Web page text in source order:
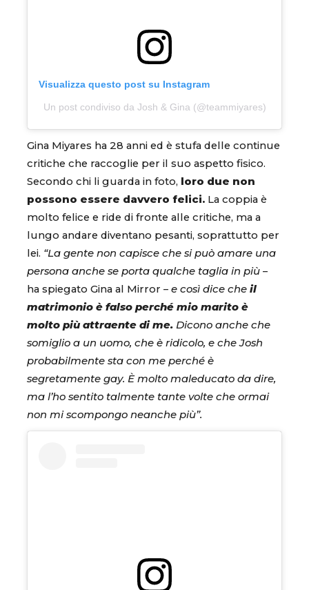
Visualizza questo post su Instagram
Un post condiviso da Josh & Gina (@teammiyares)
Gina Miyares ha 28 anni ed è stufa delle continue
critiche che raccoglie per il suo aspetto fisico.
Secondo chi li guarda in foto, loro due non
possono essere davvero felici. La coppia è
molto felice e ride di fronte alle critiche, ma a
lungo andare diventano pesanti, soprattutto per
lei. “La gente non capisce che si può amare una
persona anche se porta qualche taglia in più –
ha spiegato Gina al Mirror – e così dice che il
matrimonio è falso perché mio marito è
molto più attraente di me. Dicono anche che
somiglio a un uomo, che è ridicolo, e che Josh
probabilmente sta con me perché è
segretamente gay. È molto maleducato da dire,
ma l’ho sentito talmente tante volte che ormai
non mi scompongo neanche più”.